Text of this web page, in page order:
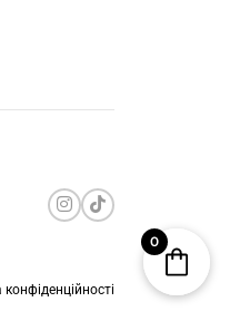
конфіденційності
0